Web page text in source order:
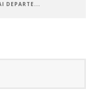
DEPARTE...